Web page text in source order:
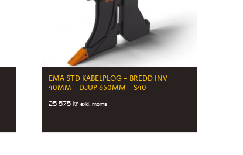
EMA STD KABELPLOG – BREDD INV
40MM – DJUP 650MM – S40
25 575kr exkl. moms